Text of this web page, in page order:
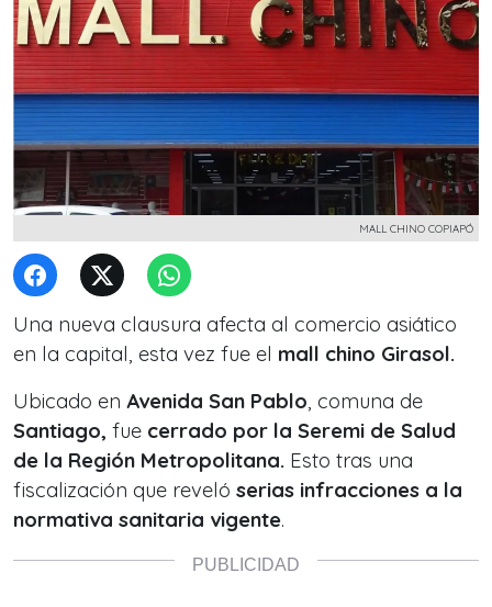
MALL CHINO COPIAPÓ
Una nueva clausura afecta al comercio asiático
en la capital, esta vez fue el mall chino Girasol.
Ubicado en Avenida San Pablo, comuna de
Santiago, fue cerrado por la Seremi de Salud
de la Región Metropolitana. Esto tras una
fiscalización que reveló serias infracciones a la
normativa sanitaria vigente.